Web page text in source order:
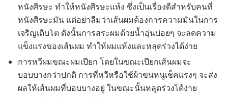
หนังศีรษะ ทำให้หนังศีรษะแห้ง ซึ่งเป็นเรื่องดีสำหรับคนที่
หนังศีรษะมัน แต่อย่าลืมว่าเส้นผมต้องการความมันในการ
เจริญเติบโต ดังนั้นการสระผมด้วยน้ำอุ่นบ่อยๆ จะลดความ
แข็งแรงของเส้นผม ทำให้ผมแห้งและหลุดร่วงได้ง่าย
การหวีผมขณะผมเปียก โดยในขณะเปียกเส้นผมจะ
บอบบางกว่าปกติ การที่หวีหรือใช้ผ้าขนหนูเช็คแรงๆ จะส่ง
ผลให้เส้นผมที่บอบบางอยู่ ในขณะนั้นหลุดร่วงได้ง่าย